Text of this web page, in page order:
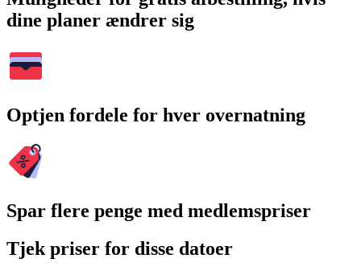
dine planer ændrer sig
Optjen fordele for hver overnatning
Spar flere penge med medlemspriser
Tjek priser for disse datoer